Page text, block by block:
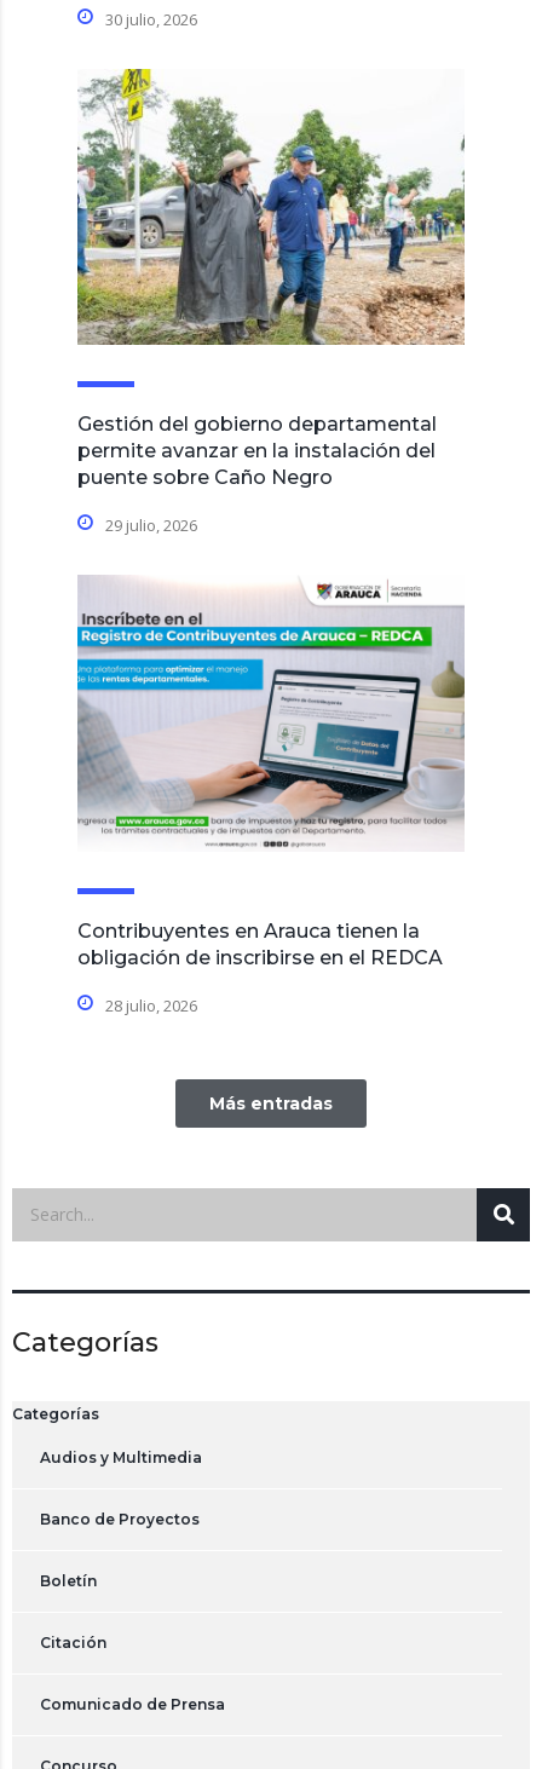
30 julio, 2026
Gestión del gobierno departamental
permite avanzar en la instalación del
puente sobre Caño Negro
29 julio, 2026
Contribuyentes en Arauca tienen la
obligación de inscribirse en el REDCA
28 julio, 2026
Más entradas
Categorías
Categorías
Audios y Multimedia
Banco de Proyectos
Boletín
Citación
Comunicado de Prensa